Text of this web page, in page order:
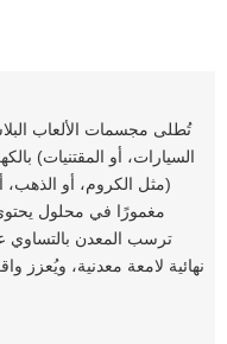
تُطلى مجسمات الألعاب
السيارات، أو المقتنيات)
(مثل الكروم، أو الذهب،
مغمورًا في محلول
ترسب المعدن
نهائية لامعة معدنية، ويُعزز